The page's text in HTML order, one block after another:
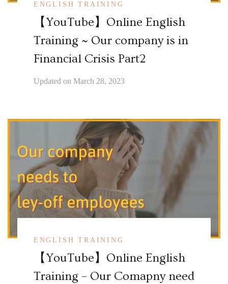
ENGLISH TRAINING
【YouTube】Online English
Training ~ Our company is in
Financial Crisis Part2
Updated on March 28, 2023
ENGLISH TRAINING
【YouTube】Online English
Training – Our Comapny need